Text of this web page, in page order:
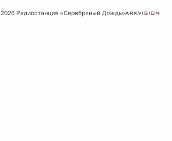
2026 Радиостанция «Серебряный Дождь»